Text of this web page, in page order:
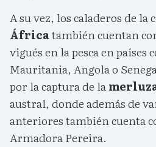
A su vez, los caladeros de la
Áfricatambién cuentan
vigués en la pesca en países
Mauritania, Angola o
por la captura de la
austral, donde además de
anteriores también cuenta
Armadora Pereira.